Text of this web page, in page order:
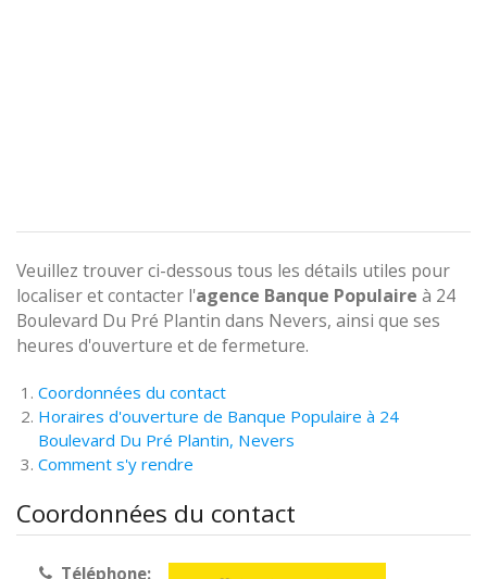
Veuillez trouver ci-dessous tous les détails utiles pour
localiser et contacter l'agence Banque Populaire à 24
Boulevard Du Pré Plantin dans Nevers, ainsi que ses
heures d'ouverture et de fermeture.
Coordonnées du contact
Horaires d'ouverture de Banque Populaire à 24
Boulevard Du Pré Plantin, Nevers
Comment s'y rendre
Coordonnées du contact
Téléphone: